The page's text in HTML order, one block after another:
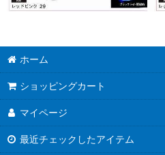
ホーム
ショッピングカート
マイページ
最近チェックしたアイテム